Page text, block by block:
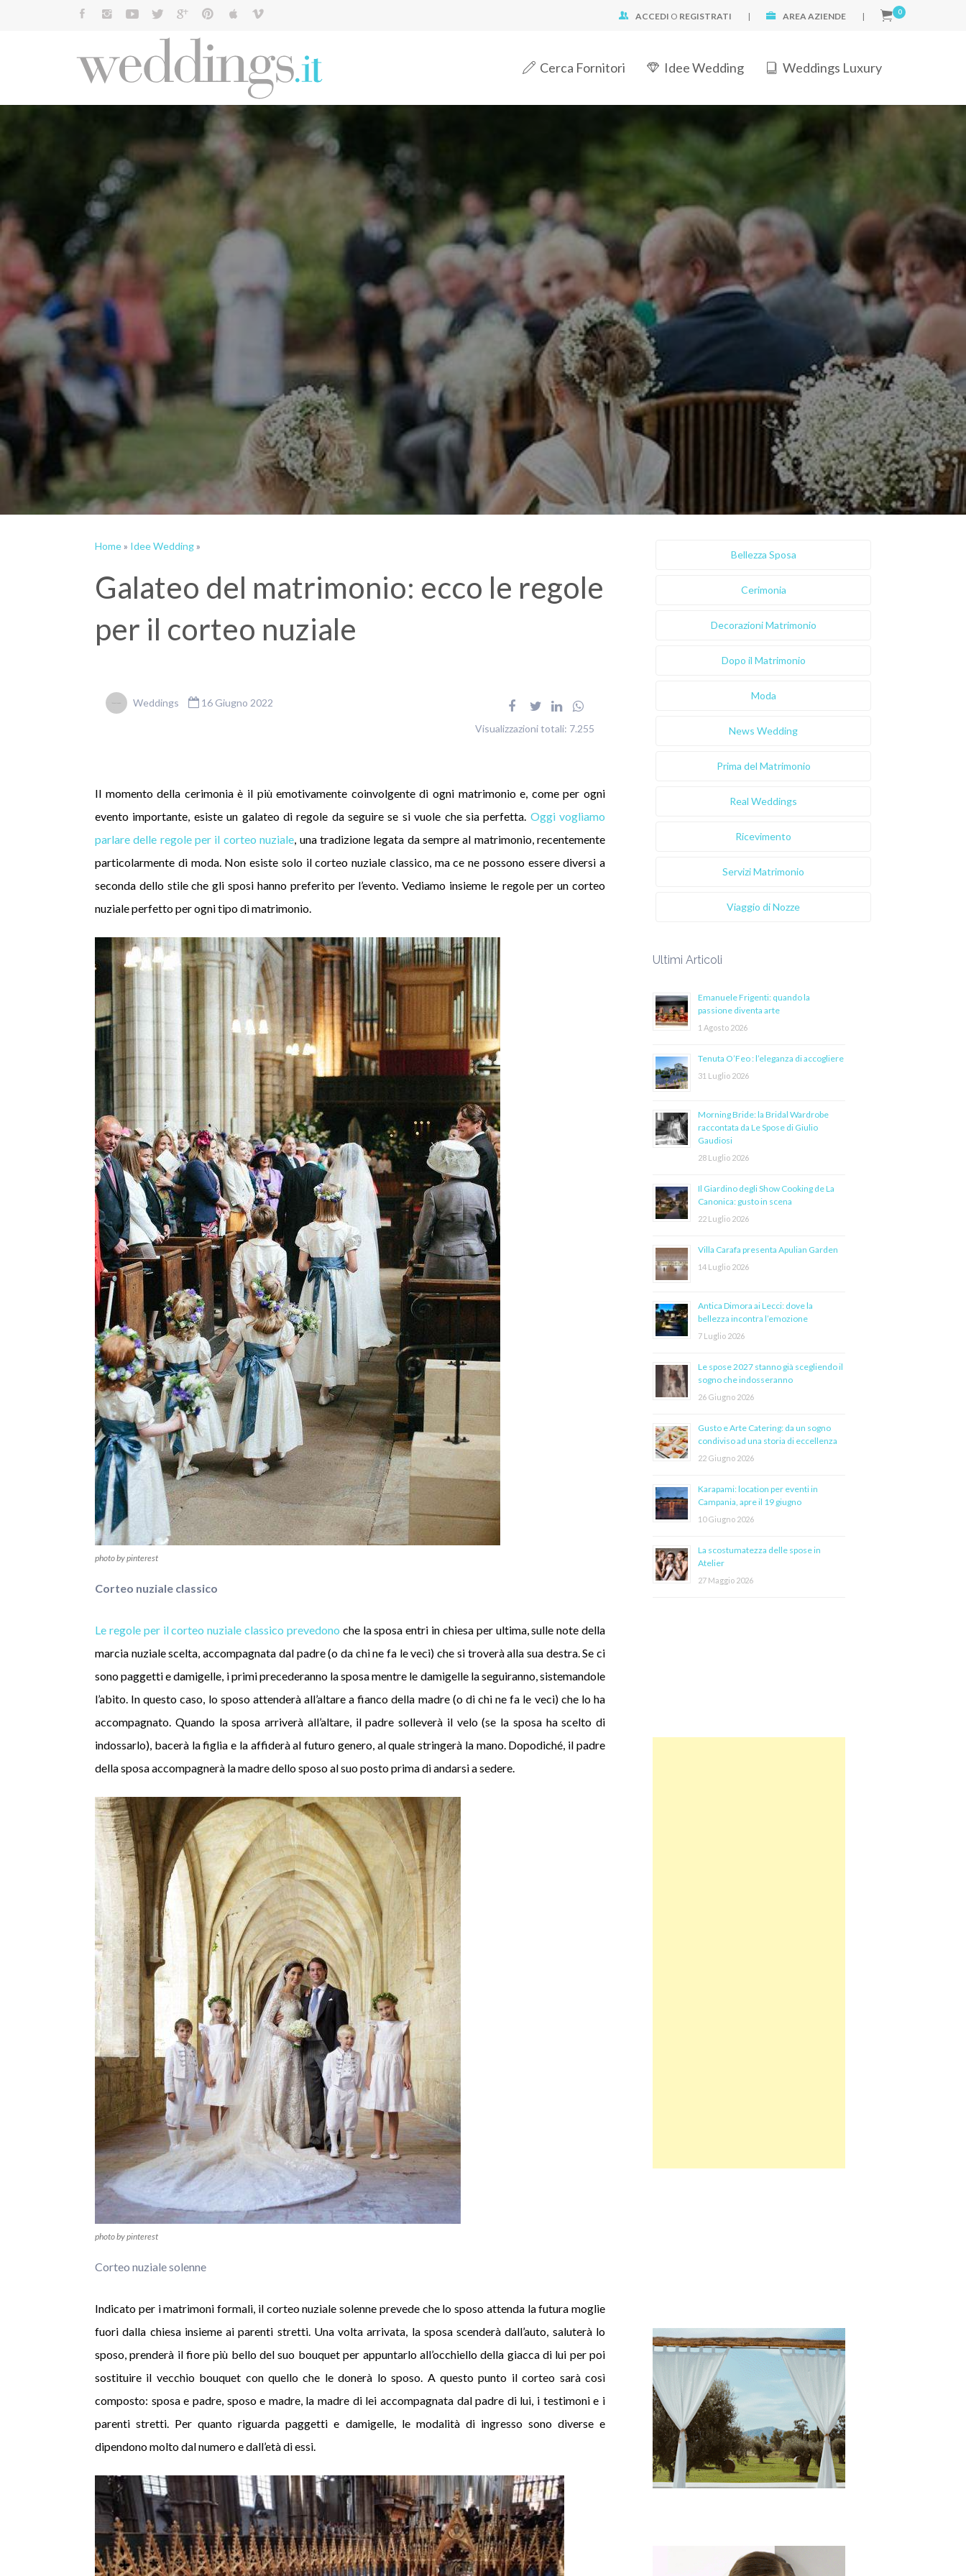
ACCEDI O REGISTRATI | AREA AZIENDE | 0
Cerca Fornitori Idee Wedding Weddings Luxury
Cerca:
Home» Idee Wedding»
Galateo del matrimonio: ecco le regole
per il corteo nuziale
Weddings 16 Giugno 2022
Visualizzazioni totali: 7.255
Il momento della cerimonia è il più emotivamente coinvolgente di ogni matrimonio e, come per ogni
evento importante, esiste un galateo di regole da seguire se si vuole che sia perfetta. Oggi vogliamo
parlare delle regole per il corteo nuziale, una tradizione legata da sempre al matrimonio, recentemente
particolarmente di moda. Non esiste solo il corteo nuziale classico, ma ce ne possono essere diversi a
seconda dello stile che gli sposi hanno preferito per l’evento. Vediamo insieme le regole per un corteo
nuziale perfetto per ogni tipo di matrimonio.
photo by pinterest
Corteo nuziale classico
Le regole per il corteo nuziale classico prevedono che la sposa entri in chiesa per ultima, sulle note della
marcia nuziale scelta, accompagnata dal padre (o da chi ne fa le veci) che si troverà alla sua destra. Se ci
sono paggetti e damigelle, i primi precederanno la sposa mentre le damigelle la seguiranno, sistemandole
l’abito. In questo caso, lo sposo attenderà all’altare a fianco della madre (o di chi ne fa le veci) che lo ha
accompagnato. Quando la sposa arriverà all’altare, il padre solleverà il velo (se la sposa ha scelto di
indossarlo), bacerà la figlia e la affiderà al futuro genero, al quale stringerà la mano. Dopodiché, il padre
della sposa accompagnerà la madre dello sposo al suo posto prima di andarsi a sedere.
photo by pinterest
Corteo nuziale solenne
Indicato per i matrimoni formali, il corteo nuziale solenne prevede che lo sposo attenda la futura moglie
fuori dalla chiesa insieme ai parenti stretti. Una volta arrivata, la sposa scenderà dall’auto, saluterà lo
sposo, prenderà il fiore più bello del suo bouquet per appuntarlo all’occhiello della giacca di lui per poi
sostituire il vecchio bouquet con quello che le donerà lo sposo. A questo punto il corteo sarà così
composto: sposa e padre, sposo e madre, la madre di lei accompagnata dal padre di lui, i testimoni e i
parenti stretti. Per quanto riguarda paggetti e damigelle, le modalità di ingresso sono diverse e
dipendono molto dal numero e dall’età di essi.
Bellezza Sposa
Cerimonia
Decorazioni Matrimonio
Dopo il Matrimonio
Moda
News Wedding
Prima del Matrimonio
Real Weddings
Ricevimento
Servizi Matrimonio
Viaggio di Nozze
Ultimi Articoli
Emanuele Frigenti: quando la
passione diventa arte
1 Agosto 2026
Tenuta O’Feo : l’eleganza di accogliere
31 Luglio 2026
Morning Bride: la Bridal Wardrobe
raccontata da Le Spose di Giulio
Gaudiosi
28 Luglio 2026
Il Giardino degli Show Cooking de La
Canonica: gusto in scena
22 Luglio 2026
Villa Carafa presenta Apulian Garden
14 Luglio 2026
Antica Dimora ai Lecci: dove la
bellezza incontra l’emozione
7 Luglio 2026
Le spose 2027 stanno già scegliendo il
sogno che indosseranno
26 Giugno 2026
Gusto e Arte Catering: da un sogno
condiviso ad una storia di eccellenza
22 Giugno 2026
Karapami: location per eventi in
Campania, apre il 19 giugno
10 Giugno 2026
La scostumatezza delle spose in
Atelier
27 Maggio 2026